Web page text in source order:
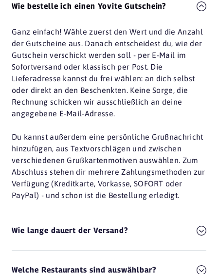
Wie bestelle ich einen Yovite Gutschein?
Ganz einfach! Wähle zuerst den Wert und die Anzahl
der Gutscheine aus. Danach entscheidest du, wie der
Gutschein verschickt werden soll - per E-Mail im
Sofortversand oder klassisch per Post. Die
Lieferadresse kannst du frei wählen: an dich selbst
oder direkt an den Beschenkten. Keine Sorge, die
Rechnung schicken wir ausschließlich an deine
angegebene E-Mail-Adresse.
Du kannst außerdem eine persönliche Grußnachricht
hinzufügen, aus Textvorschlägen und zwischen
verschiedenen Grußkartenmotiven auswählen. Zum
Abschluss stehen dir mehrere Zahlungsmethoden zur
Verfügung (Kreditkarte, Vorkasse, SOFORT oder
PayPal) - und schon ist die Bestellung erledigt.
Wie lange dauert der Versand?
Welche Restaurants sind auswählbar?